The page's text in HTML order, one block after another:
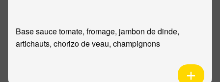
Base sauce tomate, fromage, jambon de dinde,
artichauts, chorizo de veau, champignons